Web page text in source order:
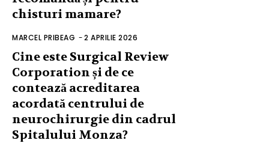
chisturi mamare?
MARCEL PRIBEAG -2 APRILIE 2026
Cine este Surgical Review
Corporation și de ce
contează acreditarea
acordată centrului de
neurochirurgie din cadrul
Spitalului Monza?